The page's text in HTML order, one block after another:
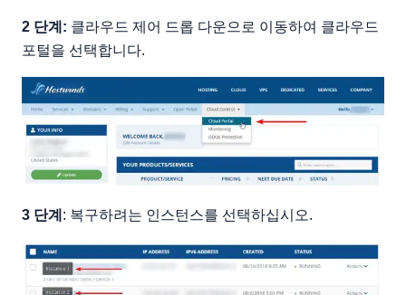
2 단계: 클라우드 제어 드롭 다운으로 이동하여 클라우드
포털을 선택합니다.
3 단계 : 복구하려는 인스턴스를 선택하십시오.